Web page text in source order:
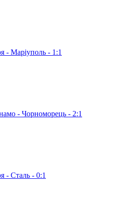
- Маріуполь - 1:1
- Чорноморець - 2:1
- Сталь - 0:1